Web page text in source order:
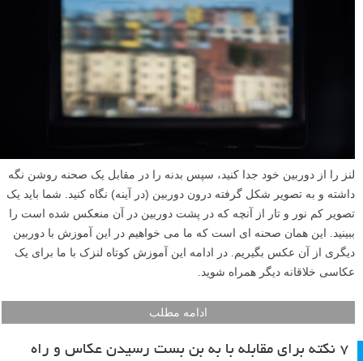
عکس «نمای چشم – eyescape» خود را گرفت و به ثبت چنین عکس هایی
ادامه داد – عکس هایی از بازتاب عروسی در چشم میهمانان. مجموعه عکس
«Eyescapes» این هنرمند سال ۲۰۱۵ مورد تقدیر و توجه قرار گرفت اما
کرد که بازتاب مراسم عروسی روی حلقه های ازدواج بود. در ادامه این
مطلب لنزک شاهد عکس هایی زیبا از این دو مجموعه خواهید بود.
ادامه مطلب
ایده عکاسی خلاقانه: آموزش عکاسی از تصویر شکل گرفته